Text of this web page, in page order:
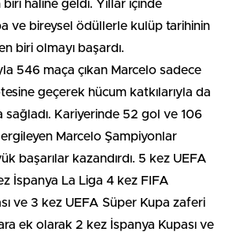
haline geldi. Yıllar içinde
ve bireysel ödüllerle kulüp tarihinin
biri olmayı başardı.
546 maça çıkan Marcelo sadece
geçerek hücum katkılarıyla da
sağladı. Kariyerinde 52 gol ve 106
Marcelo Şampiyonlar
başarılar kazandırdı. 5 kez UEFA
İspanya La Liga 4 kez FIFA
ve 3 kez UEFA Süper Kupa zaferi
ek olarak 2 kez İspanya Kupası ve